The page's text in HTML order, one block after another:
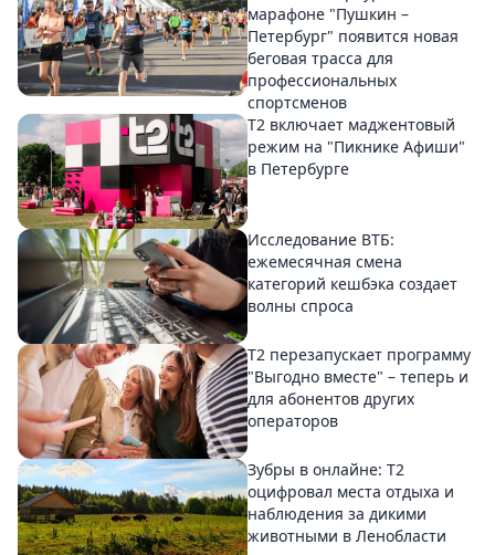
марафоне "Пушкин –
Петербург" появится новая
беговая трасса для
профессиональных
спортсменов
Т2 включает маджентовый
режим на "Пикнике Афиши"
в Петербурге
Исследование ВТБ:
ежемесячная смена
категорий кешбэка создает
волны спроса
Т2 перезапускает программу
"Выгодно вместе" – теперь и
для абонентов других
операторов
Зубры в онлайне: Т2
оцифровал места отдыха и
наблюдения за дикими
животными в Ленобласти